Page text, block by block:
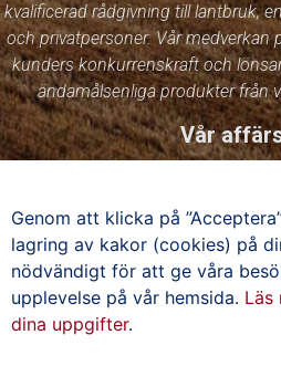
kvalificerad rådgivning till lantbruk,
och privatpersoner. Vår medverkan
kunders konkurrenskraft och
ändamålsenliga produkter från
Vår
Du hittar oss även
Borlänge
Genom att klicka på
lagring av kakor (cookies) på
nödvändigt för att ge våra
upplevelse på vår hemsida. Läs
dina uppgifter.